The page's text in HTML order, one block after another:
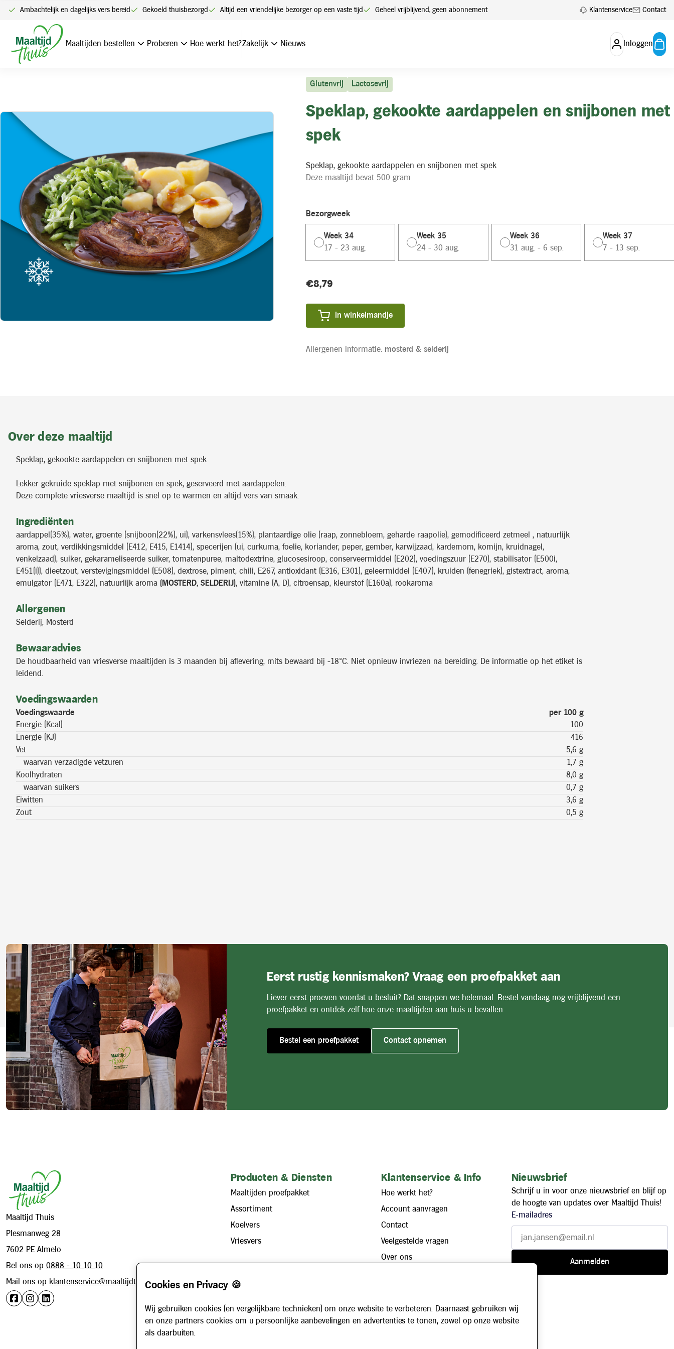
Ambachtelijk en dagelijks vers bereid Gekoeld thuisbezorgd Altijd een vriendelijke bezorger op een vaste tijd Geheel vrijblijvend, geen abonnement Klantenservice Contact
Maaltijden bestellen Proberen Hoe werkt het?Zakelijk Nieuws Inloggen
HomeSpeklap, gekookte aardappelen en snijbonen met spek
Glutenvrij Lactosevrij
Speklap, gekookte aardappelen en snijbonen met
spek
Speklap, gekookte aardappelen en snijbonen met spek
Deze maaltijd bevat 500 gram
Bezorgweek
Week 34
17 - 23 aug.
Week 35
24 - 30 aug.
Week 36
31 aug. - 6 sep.
Week 37
7 - 13 sep.
Huidige
Product
prijs:
€8,79
In winkelmandje
Allergenen informatie: mosterd & selderij
Over deze maaltijd
Speklap, gekookte aardappelen en snijbonen met spek
Lekker gekruide speklap met snijbonen en spek, geserveerd met aardappelen.
Deze complete vriesverse maaltijd is snel op te warmen en altijd vers van smaak.
Ingrediënten
aardappel(35%), water, groente (snijboon(22%), ui), varkensvlees(15%), plantaardige olie (raap, zonnebloem, geharde raapolie), gemodificeerd zetmeel , natuurlijk
aroma, zout, verdikkingsmiddel (E412, E415, E1414), specerijen (ui, curkuma, foelie, koriander, peper, gember, karwijzaad, kardemom, komijn, kruidnagel,
venkelzaad), suiker, gekarameliseerde suiker, tomatenpuree, maltodextrine, glucosesiroop, conserveermiddel (E202), voedingszuur (E270), stabilisator (E500i,
E451(i)), dieetzout, verstevigingsmiddel (E508), dextrose, piment, chili, E267, antioxidant (E316, E301), geleermiddel (E407), kruiden (fenegriek), gistextract, aroma,
emulgator (E471, E322), natuurlijk aroma
(MOSTERD, SELDERIJ), vitamine (A, D), citroensap, kleurstof (E160a), rookaroma
Allergenen
Selderij, Mosterd
Bewaaradvies
De houdbaarheid van vriesverse maaltijden is 3 maanden bij aflevering, mits bewaard bij -18°C. Niet opnieuw invriezen na bereiding. De informatie op het etiket is
leidend.
Voedingswaarden
Voedingswaarde
per 100 g
Energie (Kcal)
100
Energie (KJ)
416
Vet
5,6 g
waarvan verzadigde vetzuren
1,7 g
Koolhydraten
8,0 g
waarvan suikers
0,7 g
Eiwitten
3,6 g
Zout
0,5 g
Eerst rustig kennismaken? Vraag een proefpakket aan
Liever eerst proeven voordat u besluit? Dat snappen we helemaal. Bestel vandaag nog vrijblijvend een
proefpakket en ontdek zelf hoe onze maaltijden aan huis u bevallen.
Bestel een proefpakket Contact opnemen
Maaltijd Thuis
Plesmanweg 28
7602 PE Almelo
Bel ons op 0888 - 10 10 10
Mail ons op klantenservice@maaltijdthuis.nl
Producten & Diensten
Maaltijden proefpakket
Assortiment
Koelvers
Vriesvers
Maaltijdservice voor bedrijven
Voor instellingen
Algemene voorwaarden
Klantenservice & Info
Hoe werkt het?
Account aanvragen
Contact
Veelgestelde vragen
Over ons
Nieuwsbrief
Schrijf u in voor onze nieuwsbrief en blijf op
de hoogte van updates over Maaltijd Thuis!
E-mailadres
Cookies en Privacy 🍪
Wij gebruiken cookies (en vergelijkbare technieken) om onze website te verbeteren. Daarnaast gebruiken wij
en onze partners cookies om u persoonlijke aanbevelingen en advertenties te tonen, zowel op onze website
als daarbuiten.